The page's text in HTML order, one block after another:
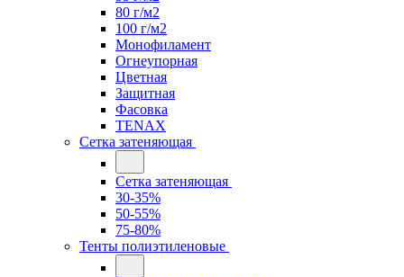
80 г/м2
100 г/м2
Монофиламент
Огнеупорная
Цветная
Защитная
Фасовка
TENAX
Сетка затеняющая
Сетка затеняющая
30-35%
50-55%
75-80%
Тенты полиэтиленовые